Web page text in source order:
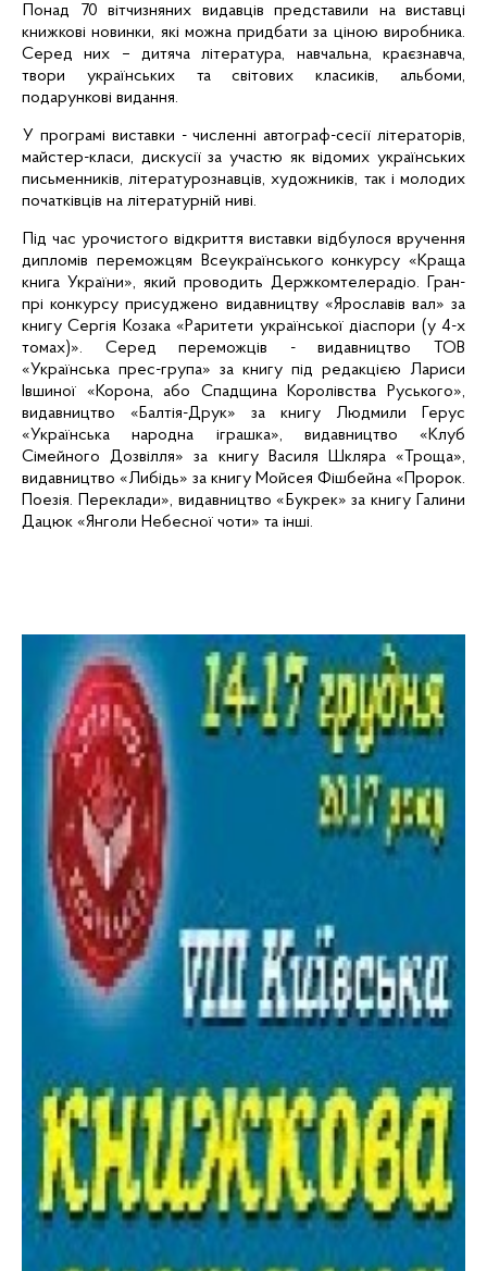
Понад 70 вітчизняних видавців представили на виставці
книжкові новинки, які можна придбати за ціною виробника.
Серед них – дитяча література, навчальна, краєзнавча,
твори українських та світових класиків, альбоми,
подарункові видання.
У програмі виставки - численні автограф-сесії літераторів,
майстер-класи, дискусії за участю як відомих українських
письменників, літературознавців, художників, так і молодих
початківців на літературній ниві.
Під час урочистого відкриття виставки відбулося вручення
дипломів переможцям Всеукраїнського конкурсу «Краща
книга України», який проводить Держкомтелерадіо. Гран-
прі конкурсу присуджено видавництву «Ярославів вал» за
книгу Сергія Козака «Раритети української діаспори (у 4-х
томах)». Серед переможців - видавництво ТОВ
«Українська прес-група» за книгу під редакцією Лариси
Івшиної «Корона, або Спадщина Королівства Руського»,
видавництво «Балтія-Друк»
за книгу Людмили
Герус
«Українська народна іграшка», видавництво
«Клуб
Сімейного Дозвілля» за книгу Василя Шкляра « Троща»,
видавництво «Либідь» за книгу Мойсея Фішбейна «Пророк.
Поезія. Переклади», видавництво « Букрек» за книгу Галини
Дацюк «Янголи Небесної чоти» та інші.